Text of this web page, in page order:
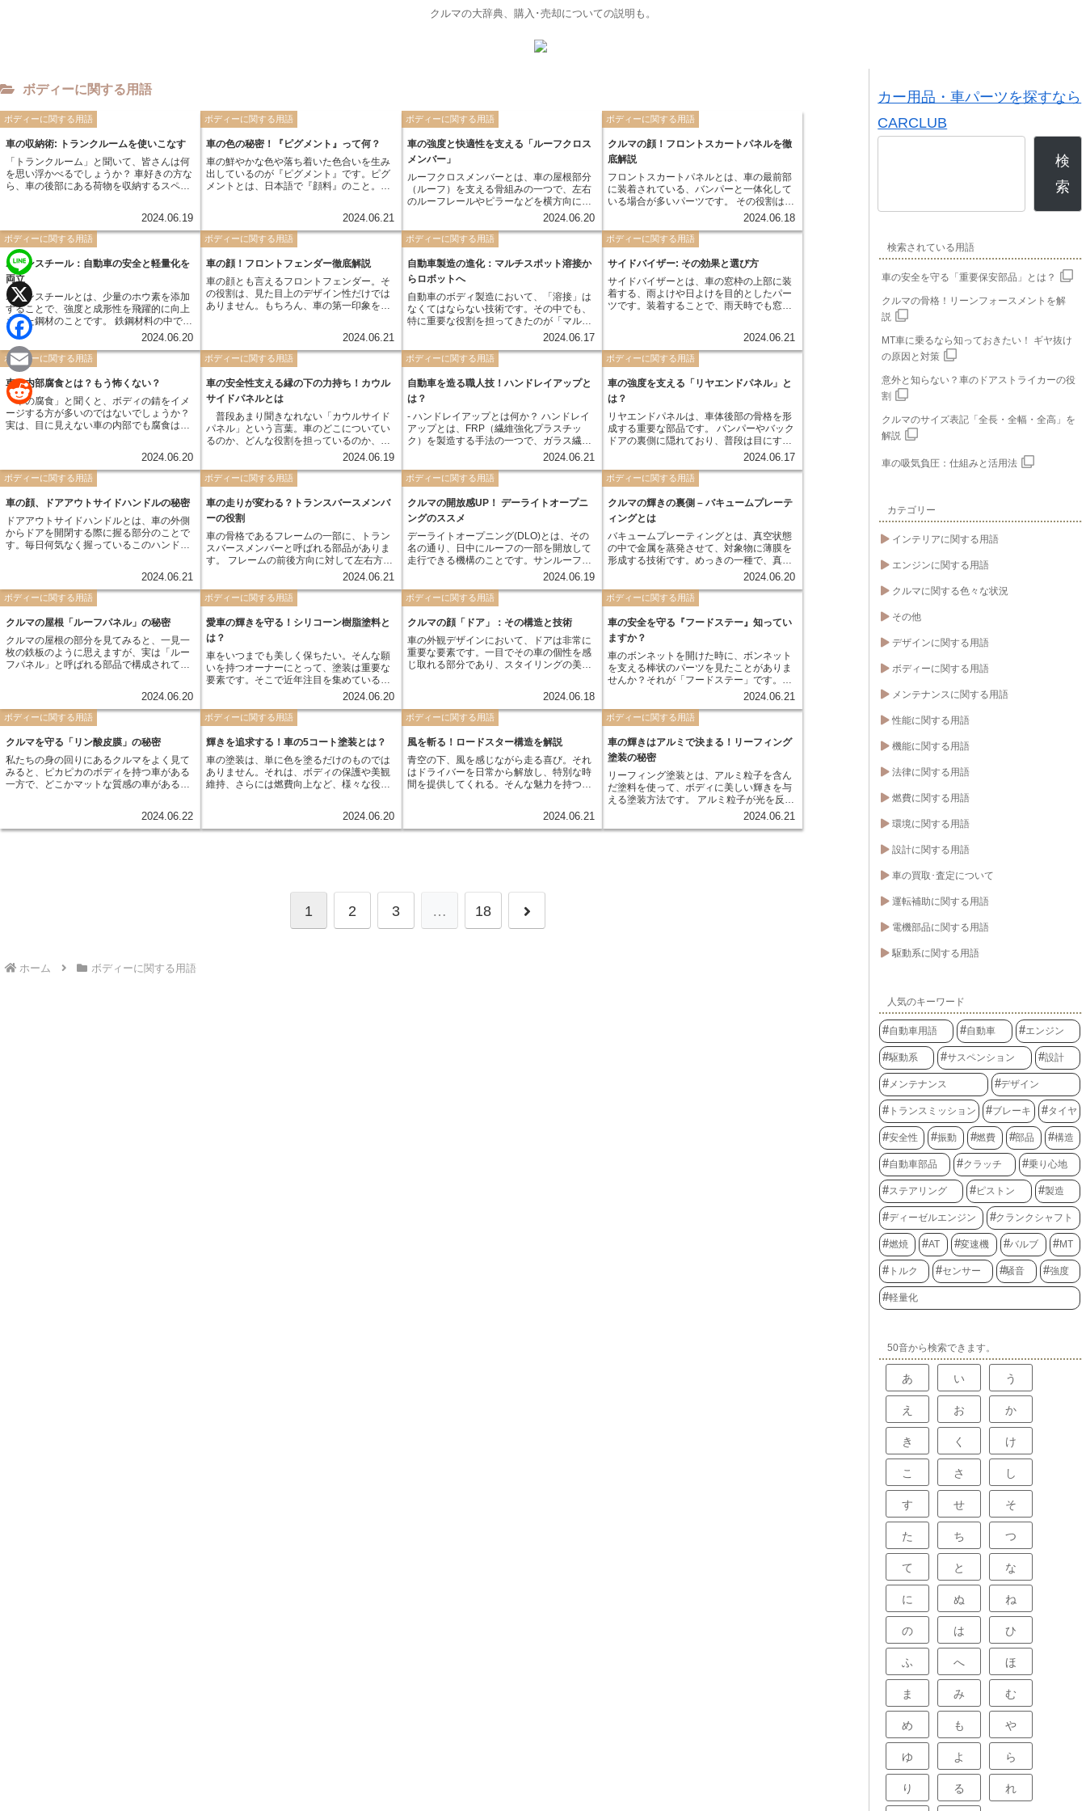
クルマの大辞典、購入･売却についての説明も。
ボディーに関する用語
ボディーに関する用語
車の収納術: トランクルームを使いこなす
「トランクルーム」と聞いて、皆さんは何
を思い浮かべるでしょうか？ 車好きの方な
ら、車の後部にある荷物を収納するスペー
れと後方のドアの間にある収納スペースの
ことを指します。 実は、トランクルームの
歴史は古く、自動車の誕生とほぼ時を同じ
くしています。初期の自動車は、馬車の荷
台部分を参考に作られており、その名残が
トランクルームとして残っているのです。
時代と共に車の形状や機能は大きく変化し
ましたが、トランクルームは現代の車にも
受け継がれ、私たちにとって欠かせない存
在となっています。
2024.06.19
ボディーに関する用語
車の色の秘密！『ピグメント』って何？
車の鮮やかな色や落ち着いた色合いを生み
出しているのが『ピグメント』です。ピグ
メントとは、日本語で『顔料』のこと。絵
は、求められる色や質感、耐久性などによ
って厳選されます。例えば、高級車らしい
深みのある色を出すために、特殊なピグメ
ントが使われることもあります。また、強
い日差しにさらされても色褪せないよう
に、耐候性に優れたピグメントが選ばれま
す。
2024.06.21
ボディーに関する用語
車の強度と快適性を支える「ルーフクロス
メンバー」
ルーフクロスメンバーとは、車の屋根部分
（ルーフ）を支える骨組みの一つで、左右
のルーフレールやピラーなどを横方向につ
なぐ役割を担っています。車体の剛性を高
で、快適な乗り心地と安全性を確保するた
めに重要な役割を果たしています。ルーフ
クロスメンバーは、車種や設計によって形
状や材質が異なり、一般的にはスチール製
のものが多く使用されていますが、軽量化
のためにアルミ製のものが採用されるケー
スも増えています。
2024.06.20
ボディーに関する用語
クルマの顔！フロントスカートパネルを徹
底解説
フロントスカートパネルとは、車の最前部
に装着されている、バンパーと一体化して
いる場合が多いパーツです。 その役割は、
走行時に車体の下に入る空気の流れを整
ムに効率よく空気を導いたりすることで
す。また、フロントマスクのデザインの一
部としても重要な役割を担っており、スポ
ーティーな印象や高級感を演出します。
2024.06.18
ボディーに関する用語
ボロンスチール：自動車の安全と軽量化を
両立
ボロンスチールとは、少量のホウ素を添加
することで、強度と成形性を飛躍的に向上
させた鋼材のことです。 鉄鋼材料の中でも
特に強度が高く、従来の鋼材に比べて約3
～5倍の強度を誇ります。そのため、自動
車の車体構造部品に用いることで、車体の
軽量化と衝突安全性の向上を同時に実現で
きる素材として注目されています。
2024.06.20
ボディーに関する用語
車の顔！フロントフェンダー徹底解説
車の顔とも言えるフロントフェンダー。そ
の役割は、見た目上のデザイン性だけでは
ありません。もちろん、車の第一印象を決
し、フロントフェンダーには走行性能や安
全性、さらには環境性能にまで関わる重要
な役割がいくつも存在するのです。ここで
は、そんなフロントフェンダーの役割につ
いて、詳しく解説していきます。
2024.06.21
ボディーに関する用語
自動車製造の進化：マルチスポット溶接か
らロボットへ
自動車のボディ製造において、「溶接」は
なくてはならない技術です。その中でも、
特に重要な役割を担ってきたのが「マルチ
スポット溶接」です。これは、電極を用い
一度に多数の箇所を溶接できることが大き
な特徴です。 マルチスポット溶接は、高い
生産効率と低コストを実現する上で、自動
車製造に革命をもたらしました。しかし近
年、さらなる進化を遂げたロボット溶接の
登場により、その役割は変化しつつありま
す。
2024.06.17
ボディーに関する用語
サイドバイザー: その効果と選び方
サイドバイザーとは、車の窓枠の上部に装
着する、雨よけや日よけを目的としたパー
ツです。装着することで、雨天時でも窓を
きます。スモークタイプやクリアタイプな
ど、デザインも豊富にあり、車のドレスア
ップパーツとしても人気があります。
2024.06.21
ボディーに関する用語
車の内部腐食とは？もう怖くない？
「車の腐食」と聞くと、ボディの錆をイメ
ージする方が多いのではないでしょうか？
実は、目に見えない車の内部でも腐食は発
は分かりにくいため、発見が遅れてしまう
ケースも少なくありません。
2024.06.20
ボディーに関する用語
車の安全性支える縁の下の力持ち！カウル
サイドパネルとは
普段あまり聞きなれない「カウルサイド
パネル」という言葉。車のどこについてい
るのか、どんな役割を担っているのか、ご
存知でしょうか？実は、車の安全性や快適
カウルサイドパネルとは、車のフロントガ
ラスとボンネットの間にある左右のパネル
のことを指します。ワイパーやエアインテ
ークなどが設置されている部分と言えば、
イメージしやすいかもしれません。
2024.06.19
ボディーに関する用語
自動車を造る職人技！ハンドレイアップと
は？
- ハンドレイアップとは何か？ ハンドレイ
アップとは、FRP（繊維強化プラスチッ
ク）を製造する手法の一つで、ガラス繊維
などの強化繊維を型に貼り込み、その上か
す。FRPは軽量ながらも強度が高いという
特徴を持ち、自動車のボディや航空機の翼
など、様々な製品に使われています。 ハン
ドレイアップは、他の製造方法と比べてコ
ストを抑えられるというメリットがありま
す。また、複雑な形状の製品にも対応でき
るため、少量多品種の生産に適していま
す。 一方で、ハンドレイアップは熟練した
職人の技術が必要とされるため、大量生産
生じやすいというデメリットもあります。
2024.06.21
ボディーに関する用語
車の強度を支える「リヤエンドパネル」と
は？
リヤエンドパネルは、車体後部の骨格を形
成する重要な部品です。 バンパーやバック
ドアの裏側に隠れており、普段は目にする
ことがありませんが、車の強度や安全性に
パネルは、後方からの衝突エネルギーを吸
収し、車体全体に分散させる役割を担って
います。 万が一、追突事故に遭った場合で
も、リヤエンドパネルが衝撃を緩和するこ
とで、乗員へのダメージを最小限に抑える
ことが可能になります。 また、車体後部の
剛性を高めることで、走行安定性にも寄与
しています。 リヤエンドパネルがしっかり
と固定されていることで、車体がねじれに
できます。 さらに、リヤエンドパネルは、
ます。 バンパー、バックドア、テールラン
プなどの部品は、リヤエンドパネルに固定
常に機能します。 このように、リヤエンド
パネルは、車の安全性、走行安定性、部品
の固定という重要な役割を担っています。
目立たない部品ではありますが、車にとっ
て非常に重要な役割を担っていることを理
解しておく必要があります。
2024.06.17
ボディーに関する用語
車の顔、ドアアウトサイドハンドルの秘密
ドアアウトサイドハンドルとは、車の外側
からドアを開閉する際に握る部分のことで
す。毎日何気なく握っているこのハンドル
ザインの一部として重要な役割を担ってい
ます。形や素材、色使いによって車の印象
を大きく左右する、まさに車の顔となる重
要なパーツと言えるでしょう。
2024.06.21
ボディーに関する用語
車の走りが変わる？トランスバースメンバ
ーの役割
車の骨格であるフレームの一部に、トラン
スバースメンバーと呼ばれる部品がありま
す。 フレームの前後方向に対して左右方向
に横断するように取り付けられ、車体の剛
ら、建物の梁のような役割を果たしてお
り、外からの力に対して車体の歪みを抑
え、安定した走行を実現するために欠かせ
ない存在です。
2024.06.21
ボディーに関する用語
クルマの開放感UP！ デーライトオープニ
ングのススメ
デーライトオープニング(DLO)とは、その
名の通り、日中にルーフの一部を開放して
走行できる機構のことです。サンルーフと
混同されがちですが、DLOはガラス部分が
は異なり、キャンバストップのようにルー
フの一部が折り畳まれるのが特徴です。そ
のため、サンルーフよりも大きく開口部を
確保でき、より開放感を得られる点が大き
な魅力と言えるでしょう。
2024.06.19
ボディーに関する用語
クルマの輝きの裏側 – バキュームプレーテ
ィングとは
バキュームプレーティングとは、真空状態
の中で金属を蒸発させて、対象物に薄膜を
形成する技術です。めっきの一種で、真空
蒸着めっきとも呼ばれます。高温で金属を
て飛ばすため、複雑な形状の製品にも均一
な皮膜を形成できるのが特徴です。 この技
術は、自動車部品をはじめ、スマートフォ
ンやメガネフレームなど、様々な製品の表
面処理に活用されています。特に、美しい
金属光沢を必要とする製品に最適で、高級
感を演出する上で欠かせない技術となって
います。
2024.06.20
ボディーに関する用語
クルマの屋根「ルーフパネル」の秘密
クルマの屋根の部分を見てみると、一見一
枚の鉄板のように思えますが、実は「ルー
フパネル」と呼ばれる部品で構成されてい
けられており、雨風や太陽光から車内を守
る役割を担っています。
2024.06.20
ボディーに関する用語
愛車の輝きを守る！シリコーン樹脂塗料と
は？
車をいつまでも美しく保ちたい。そんな願
いを持つオーナーにとって、塗装は重要な
要素です。そこで近年注目を集めているの
が、優れた耐久性と美観を誇る「シリコー
シリコーン樹脂塗料は一体何が違うのでし
ょうか？その秘密に迫ります。
2024.06.20
ボディーに関する用語
クルマの顔「ドア」：その構造と技術
車の外観デザインにおいて、ドアは非常に
重要な要素です。一目でその車の個性を感
じ取れる部分であり、スタイリングの美し
イトが「目」、グリルが「口」だとすれ
ば、ドアは顔全体の「輪郭」と表現できる
でしょう。滑らかな曲線を描く美しいドア
は、エレガントで洗練された印象を与えま
す。一方で、力強いプレスラインが刻まれ
たドアは、スポーティでアグレッシブな印
象を与えます。このように、ドアのデザイ
非常に重要な要素と言えるでしょう。
2024.06.18
ボディーに関する用語
車の安全を守る『フードステー』知ってい
ますか？
車のボンネットを開けた時に、ボンネット
を支える棒状のパーツを見たことがありま
せんか？それが「フードステー」です。一
見地味なパーツですが、実は重要な役割を
トを安全に開いた状態に保ち、点検や部品
交換などの作業中にボンネットが不意に閉
じてしまうのを防ぎます。万が一、ボンネ
ットが閉じてしまうと、作業中の怪我に繋
がったり、ボンネット自体が変形してしま
ったりする可能性があります。 フードステ
ーは、私たちの安全と車の状態を保つため
に、非常に重要な役割を果たしているので
2024.06.21
ボディーに関する用語
クルマを守る「リン酸皮膜」の秘密
私たちの身の回りにあるクルマをよく見て
みると、ピカピカのボディを持つ車がある
一方で、どこかマットな質感の車があるこ
く関わっているのです。 リン酸皮膜とは、
金属表面にリン酸金属の結晶を生成させる
2024.06.22
ボディーに関する用語
輝きを追求する！車の5コート塗装とは？
車の塗装は、単に色を塗るだけのものでは
ありません。それは、ボディの保護や美観
維持、さらには燃費向上など、様々な役割
を担っています。 また、紫外線や雨風な
ど、外的要因からボディを守る役割も担っ
2024.06.20
ボディーに関する用語
風を斬る！ロードスター構造を解説
青空の下、風を感じながら走る喜び。それ
はドライバーを日常から解放し、特別な時
間を提供してくれる。そんな魅力を持つ車
や構造は様々。本稿では、ロードスターの
魅力を構造から紐解きながら、その奥深さ
2024.06.21
ボディーに関する用語
車の輝きはアルミで決まる！リーフィング
塗装の秘密
リーフィング塗装とは、アルミ粒子を含ん
だ塗料を使って、ボディに美しい輝きを与
える塗装方法です。 アルミ粒子が光を反射
することで、深みのある輝きが生まれ、高
2024.06.21
1 2 3 … 18 次
ホーム ボディーに関する用語
カー用品・車パーツを探すなら
CARCLUB
検
索
検索されている用語
車の安全を守る「重要保安部品」とは？
クルマの骨格！リーンフォースメントを解
説
MT車に乗るなら知っておきたい！ ギヤ抜け
の原因と対策
意外と知らない？車のドアストライカーの役
割
クルマのサイズ表記「全長・全幅・全高」を
解説
車の吸気負圧：仕組みと活用法
カテゴリー
インテリアに関する用語
エンジンに関する用語
クルマに関する色々な状況
その他
デザインに関する用語
ボディーに関する用語
メンテナンスに関する用語
性能に関する用語
機能に関する用語
法律に関する用語
燃費に関する用語
環境に関する用語
設計に関する用語
車の買取･査定について
運転補助に関する用語
電機部品に関する用語
駆動系に関する用語
人気のキーワード
自動車用語 自動車 エンジン
駆動系 サスペンション 設計
メンテナンス デザイン
トランスミッション ブレーキ タイヤ
安全性 振動 燃費 部品 構造
自動車部品 クラッチ 乗り心地
ステアリング ピストン 製造
ディーゼルエンジン クランクシャフト
燃焼 AT 変速機 バルブ MT
トルク センサー 騒音 強度
軽量化
50音から検索できます。
あ い う
え お か
き く け
こ さ し
す せ そ
た ち つ
て と な
に ぬ ね
の は ひ
ふ へ ほ
ま み む
め も や
ゆ よ ら
り る れ
L
i
n
e
X
F
a
c
e
o
o
k
E
m
l
R
d
d
i
t